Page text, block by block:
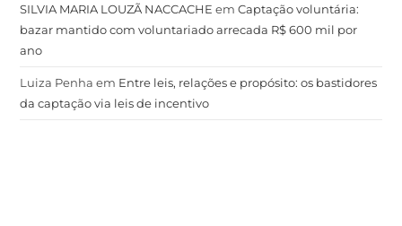
SILVIA MARIA LOUZÃ NACCACHE emCaptação voluntária:
bazar mantido com voluntariado arrecada R$ 600 mil por
ano
Luiza Penha em Entre leis, relações e propósito: os bastidores
da captação via leis de incentivo